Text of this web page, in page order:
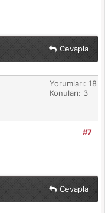
Cevapla
Yorumları: 18
Konuları: 3
#7
Cevapla